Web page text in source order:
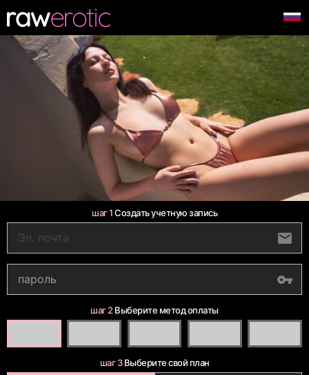
шаг 1Создать учетную запись
шаг 2 Выберите метод оплаты
шаг 3Выберите свой план